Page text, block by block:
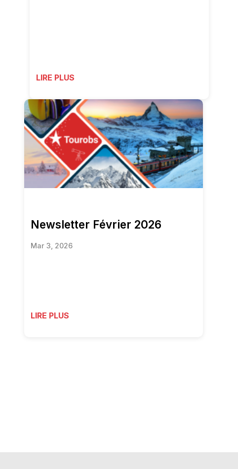
LIRE PLUS
Newsletter Février 2026
Mar 3, 2026
LIRE PLUS